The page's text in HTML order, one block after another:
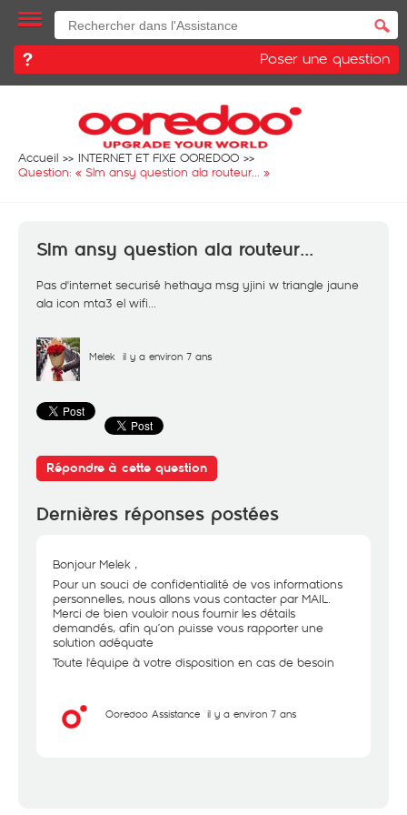
Poser une question
Accueil
INTERNET ET FIXE OOREDOO
Question: « Slm ansy question ala routeur... »
Slm ansy question ala routeur...
Pas d'internet securisé hethaya msg yjini w triangle jaune
ala icon mta3 el wifi...
Melek il y a environ 7 ans
Répondre à cette question
Dernières réponses postées
Bonjour Melek ,
Pour un souci de confidentialité de vos informations
personnelles, nous allons vous contacter par MAIL.
Merci de bien vouloir nous fournir les détails
demandés, afin qu’on puisse vous rapporter une
solution adéquate
Toute l'équipe à votre disposition en cas de besoin
Ooredoo Assistance il y a environ 7 ans